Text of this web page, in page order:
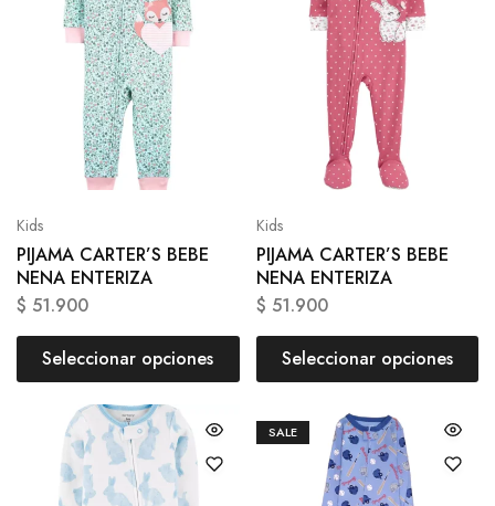
Kids
PIJAMA CARTER’S BEBE
NENA ENTERIZA
$ 51.900
Seleccionar opciones
Kids
PIJAMA CARTER’S BEBE
NENA ENTERIZA
$ 51.900
Seleccionar opciones
SALE